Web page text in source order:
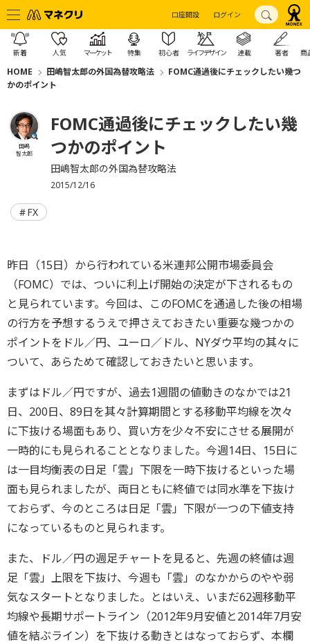
口座開設 ログイン
新着 人気 マーケット 特集 初心者 ライフデザイン 連載 著者 商
HOME 田嶋智太郎の外国為替攻略法
FOMC通過後にチェックしたい幾つ
かのポイント
田嶋
智太郎
FOMC通過後にチェックしたい幾
つかのポイント
田嶋智太郎の外国為替攻略法
2015/12/16
FX
昨日（15日）から行われている米連邦公開市場委員会
（FOMC）では、ついに利上げ開始の決定が下されるもの
と見られています。今回は、このFOMCを通過した後の相場
の行方を予想するうえで押さえておきたい重要な幾つかの
ポイントをドル／円、ユーロ／ドル、NYダウ平均の其々に
ついて、あらためて確認しておきたいと思います。
まずはドル／円ですが、過去1週間の値動きのなかでは21
日、200日、89日を其々計算期間とする移動平均線を次々
に下抜ける場面もあり、買い方を少々不安にさせる展開が
一時的にも見られることとなりました。今週14日、15日に
は一目均衡表の日足「雲」下限を一時下抜けるといった場
面も見られましたが、両日ともに終値では同水準を下抜け
ておらず、今のところは日足「雲」下限が一つの下値支持
になっているものと見られます。
また、ドル／円の週足チャートを見ると、先週の終値は週
足「雲」上限を下抜け、今週も「雲」のなかからのやや弱
気なスタートとなりました。とはいえ、いまだ62週移動平
均線や長期サポートライン（2012年9月安値と2014年7月安
値を結ぶライン）を下抜ける動きとはなっておらず、本欄